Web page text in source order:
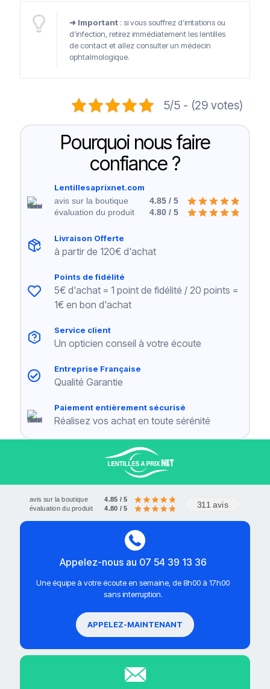
➜ Important : si vous souffrez d’irritations ou
d’infection, retirez immédiatement les lentilles
de contact et allez consulter un médecin
ophtalmologique.
5/5 - (29 votes)
Pourquoi nous faire
confiance ?
Lentillesaprixnet.com
avis sur la boutique
4.85 / 5
évaluation du produit
4.80 / 5
Livraison Offerte
à partir de 120€ d'achat
Points de fidélité
5€ d'achat = 1 point de fidélité / 20 points =
1€ en bon d'achat
Service client
Un opticien conseil à votre écoute
Entreprise Française
Qualité Garantie
Paiement entièrement sécurisé
Réalisez vos achat en toute sérénité
Paiements sécurisés
Service client
avis sur la boutique 4.85 / 5
évaluation du produit 4.80 / 5 311 avis
Appelez-nous au 07 54 39 13 36
Une équipe à votre écoute en semaine, de 8h00 à 17h00
sans interruption.
APPELEZ-MAINTENANT